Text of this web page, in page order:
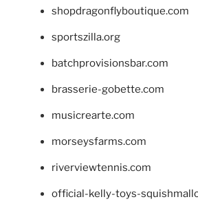
shopdragonflyboutique.com
sportszilla.org
batchprovisionsbar.com
brasserie-gobette.com
musicrearte.com
morseysfarms.com
riverviewtennis.com
official-kelly-toys-